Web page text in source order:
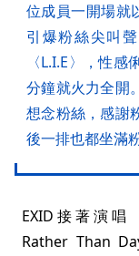
位成員一開場就
引爆粉絲尖叫
〈L.I.E〉，性
分鐘就火力全開
想念粉絲，感謝
後一排也都坐滿
EXID接著演唱
Rather Than